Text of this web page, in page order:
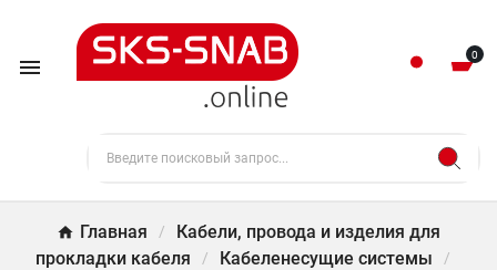
 0
Главная
Кабели, провода и изделия для
прокладки кабеля
Кабеленесущие системы